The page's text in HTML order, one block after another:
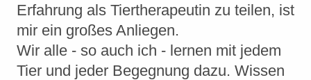
Erfahrung als Tiertherapeutin zu teilen, ist
mir ein großes Anliegen.
Wir alle - so auch ich - lernen mit jedem
Tier und jeder Begegnung dazu. Wissen